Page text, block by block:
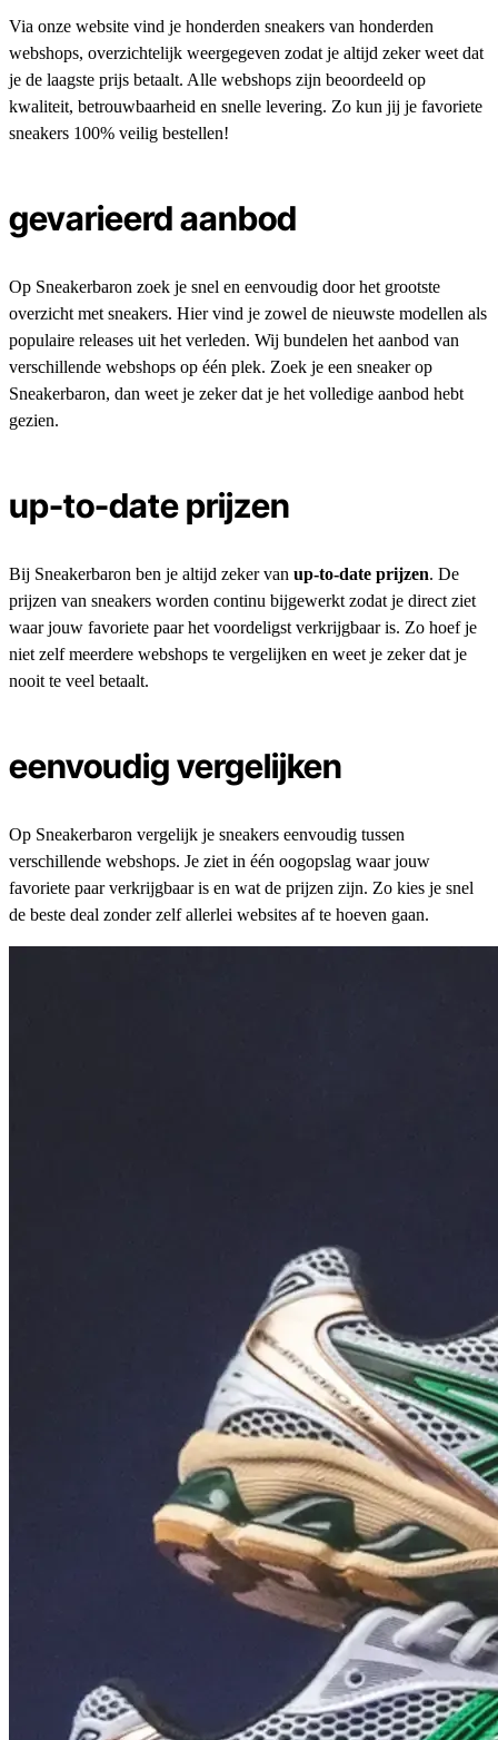
Via onze website vind je honderden sneakers van honderden
webshops, overzichtelijk weergegeven zodat je altijd zeker weet dat
je de laagste prijs betaalt. Alle webshops zijn beoordeeld op
kwaliteit, betrouwbaarheid en snelle levering. Zo kun jij je favoriete
sneakers 100% veilig bestellen!
gevarieerd aanbod
Op Sneakerbaron zoek je snel en eenvoudig door het grootste
overzicht met sneakers. Hier vind je zowel de nieuwste modellen als
populaire releases uit het verleden. Wij bundelen het aanbod van
verschillende webshops op één plek. Zoek je een sneaker op
Sneakerbaron, dan weet je zeker dat je het volledige aanbod hebt
gezien.
up-to-date prijzen
Bij Sneakerbaron ben je altijd zeker van up-to-date prijzen. De
prijzen van sneakers worden continu bijgewerkt zodat je direct ziet
waar jouw favoriete paar het voordeligst verkrijgbaar is. Zo hoef je
niet zelf meerdere webshops te vergelijken en weet je zeker dat je
nooit te veel betaalt.
eenvoudig vergelijken
Op Sneakerbaron vergelijk je sneakers eenvoudig tussen
verschillende webshops. Je ziet in één oogopslag waar jouw
favoriete paar verkrijgbaar is en wat de prijzen zijn. Zo kies je snel
de beste deal zonder zelf allerlei websites af te hoeven gaan.